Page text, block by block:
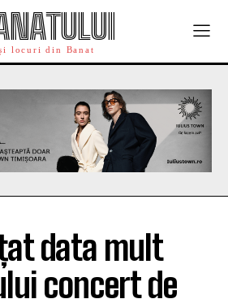
locuri din Banat
data mult
concert de